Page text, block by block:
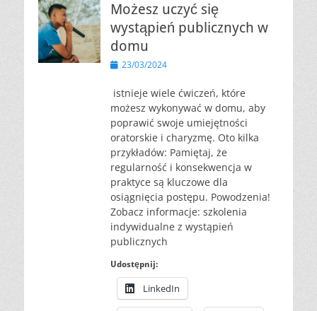
Możesz uczyć się
wystąpień publicznych w
domu
Opublikowano
23/03/2024
istnieje wiele ćwiczeń, które
możesz wykonywać w domu, aby
poprawić swoje umiejętności
oratorskie i charyzmę. Oto kilka
przykładów: Pamiętaj, że
regularność i konsekwencja w
praktyce są kluczowe dla
osiągnięcia postępu. Powodzenia!
Zobacz informacje: szkolenia
indywidualne z wystąpień
publicznych
Udostępnij:
LinkedIn